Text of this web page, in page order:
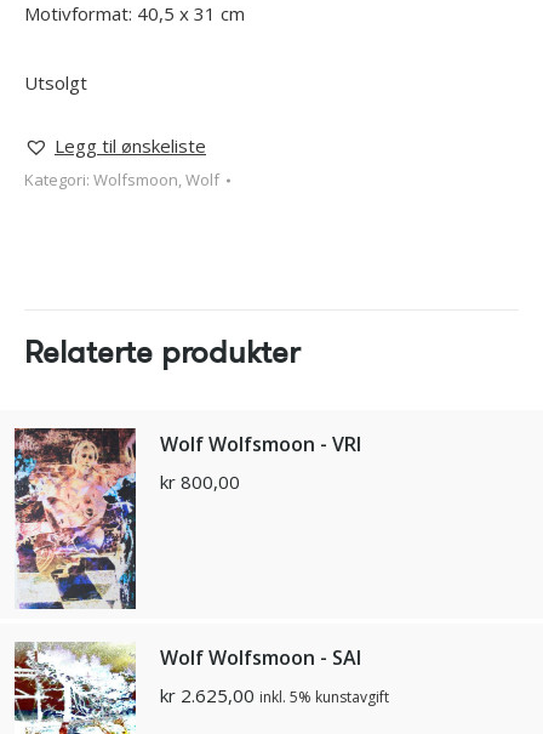
Motivformat: 40,5 x 31 cm
Utsolgt
Legg til ønskeliste
Kategori: Wolfsmoon, Wolf
Relaterte produkter
Wolf Wolfsmoon - VRI
kr 800,00
Wolf Wolfsmoon - SAI
kr 2.625,00 inkl. 5% kunstavgift